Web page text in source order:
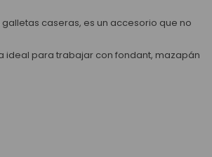
caseras, es un accesorio que no
ideal para trabajar con fondant, mazapán